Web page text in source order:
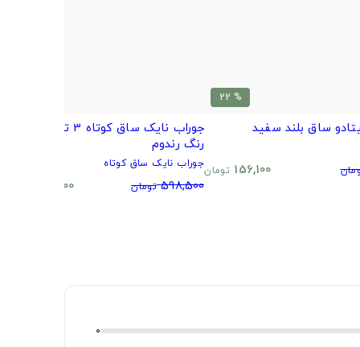
% 22
ساق بلند سفید
156,100 تومان
جوراب نایک ساق کوتاه 3 تایی طرح و
رنگ رندوم
جوراب نایک ساق کوتاه
598,500 تومان 480,500
0